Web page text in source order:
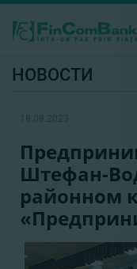
НОВОСТИ
18.08.2023
Штефан-
районном